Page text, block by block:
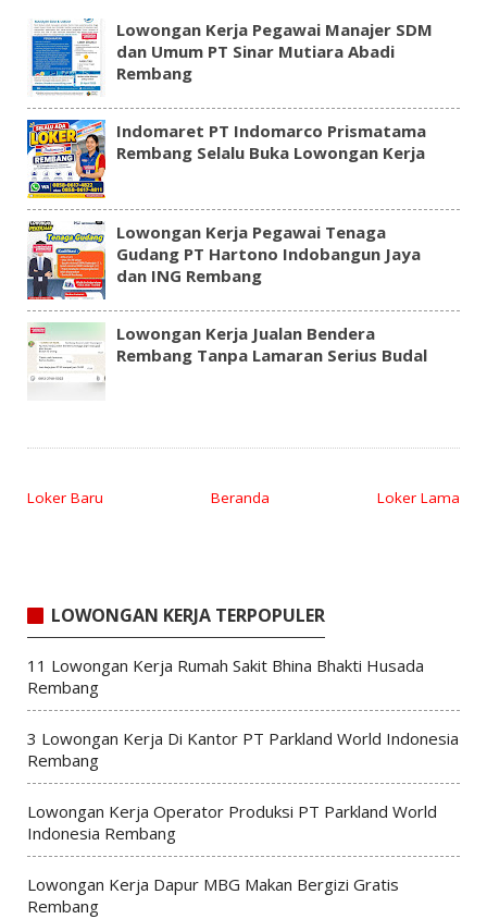
Lowongan Kerja Pegawai Manajer SDM
dan Umum PT Sinar Mutiara Abadi
Rembang
Indomaret PT Indomarco Prismatama
Rembang Selalu Buka Lowongan Kerja
Lowongan Kerja Pegawai Tenaga
Gudang PT Hartono Indobangun Jaya
dan ING Rembang
Lowongan Kerja Jualan Bendera
Rembang Tanpa Lamaran Serius Budal
Loker Baru Loker Lama
Beranda
LOWONGAN KERJA TERPOPULER
11 Lowongan Kerja Rumah Sakit Bhina Bhakti Husada
Rembang
3 Lowongan Kerja Di Kantor PT Parkland World Indonesia
Rembang
Lowongan Kerja Operator Produksi PT Parkland World
Indonesia Rembang
Lowongan Kerja Dapur MBG Makan Bergizi Gratis
Rembang